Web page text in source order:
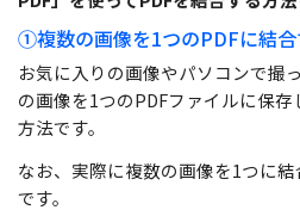
①複数の画像を1つのPDFに結合
お気に入りの画像やパソコンで撮
の画像を1つのPDFファイルに保
方法です。
なお、実際に複数の画像を1つに
です。